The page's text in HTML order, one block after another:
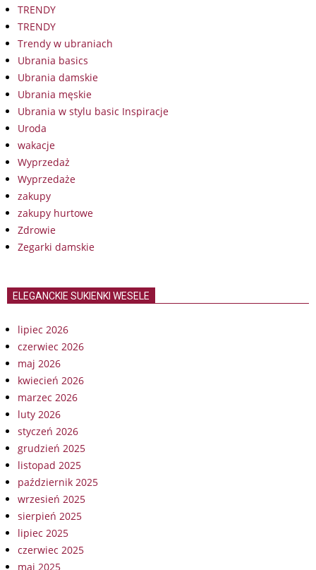
TRENDY
TRENDY
Trendy w ubraniach
Ubrania basics
Ubrania damskie
Ubrania męskie
Ubrania w stylu basic Inspiracje
Uroda
wakacje
Wyprzedaż
Wyprzedaże
zakupy
zakupy hurtowe
Zdrowie
Zegarki damskie
ELEGANCKIE SUKIENKI WESELE
lipiec 2026
czerwiec 2026
maj 2026
kwiecień 2026
marzec 2026
luty 2026
styczeń 2026
grudzień 2025
listopad 2025
październik 2025
wrzesień 2025
sierpień 2025
lipiec 2025
czerwiec 2025
maj 2025